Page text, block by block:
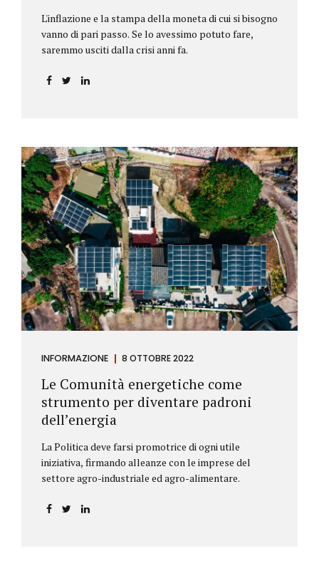
L'inflazione e la stampa della moneta di cui si bisogno
vanno di pari passo. Se lo avessimo potuto fare,
saremmo usciti dalla crisi anni fa.
INFORMAZIONE 8 OTTOBRE 2022
Le Comunità energetiche come
strumento per diventare padroni
dell’energia
La Politica deve farsi promotrice di ogni utile
iniziativa, firmando alleanze con le imprese del
settore agro-industriale ed agro-alimentare.